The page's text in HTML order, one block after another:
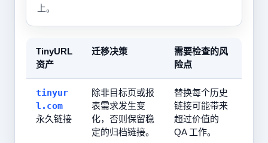
上。
TinyURL
资产
迁移决策
需要检查的风
险点
tinyur
l.com
永久链接
除非目标页或报
表需求发生变
化，否则保留稳
定的归档链接。
替换每个历史
链接可能带来
超过价值的
QA 工作。